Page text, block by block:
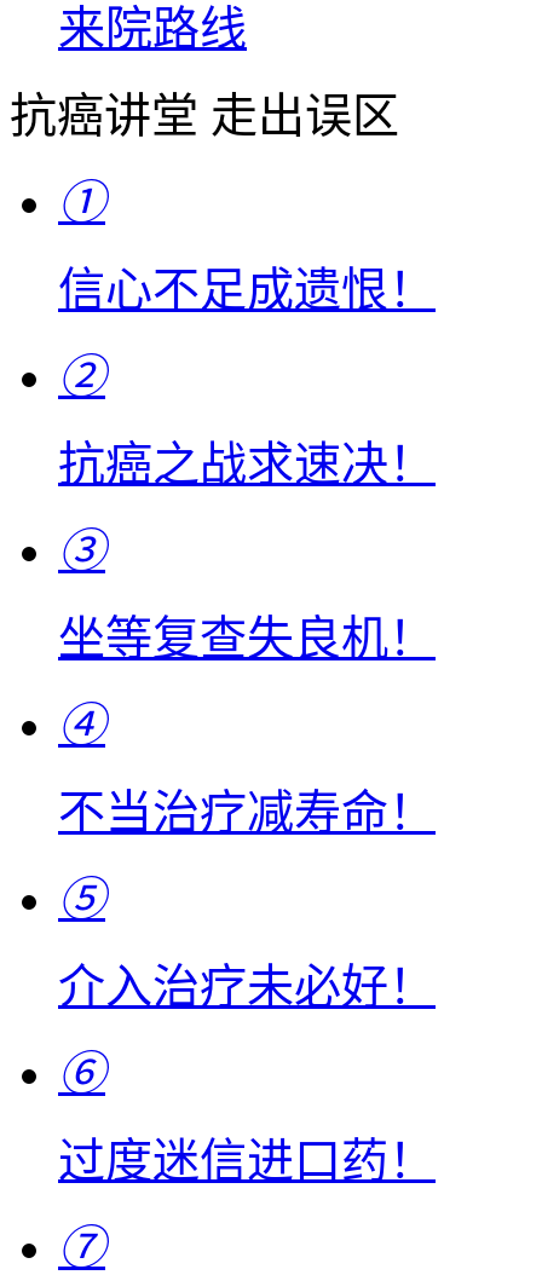
来院路线
抗癌讲堂 走出误区
①
信心不足成遗恨！
②
抗癌之战求速决！
③
坐等复查失良机！
④
不当治疗减寿命！
⑤
介入治疗未必好！
⑥
过度迷信进口药！
⑦